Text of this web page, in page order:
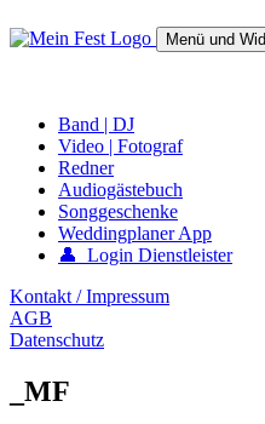
zum
Menü und
Band | DJ
Video | Fotograf
Redner
Audiogästebuch
Songgeschenke
Weddingplaner App
👤 Login Dienstleister
Kontakt / Impressum
AGB
Datenschutz
_MF